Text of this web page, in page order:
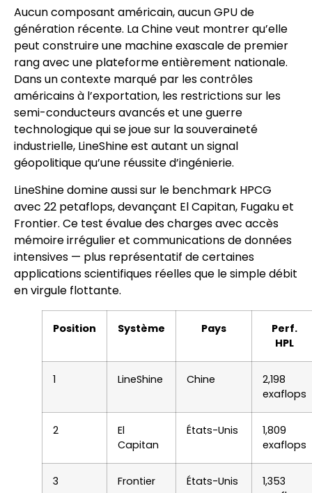
Aucun composant américain, aucun GPU de
génération récente. La Chine veut montrer qu’elle
peut construire une machine exascale de premier
rang avec une plateforme entièrement nationale.
Dans un contexte marqué par les contrôles
américains à l’exportation, les restrictions sur les
semi-conducteurs avancés et une guerre
technologique qui se joue sur la souveraineté
industrielle, LineShine est autant un signal
géopolitique qu’une réussite d’ingénierie.
LineShine domine aussi sur le benchmark HPCG
avec 22 petaflops, devançant El Capitan, Fugaku et
Frontier. Ce test évalue des charges avec accès
mémoire irrégulier et communications de données
intensives — plus représentatif de certaines
applications scientifiques réelles que le simple débit
en virgule flottante.
Position Système Pays
Perf.
HPL
1 LineShine Chine
2,198
exaflops
2
El
Capitan
États-Unis
1,809
exaflops
3 Frontier États-Unis
1,353